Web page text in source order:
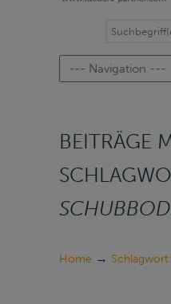
Navigation
BEITRÄGE
Home →